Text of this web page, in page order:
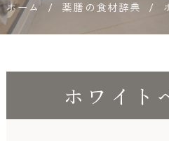
ホーム / 薬膳の食材辞典 /
ホワイト